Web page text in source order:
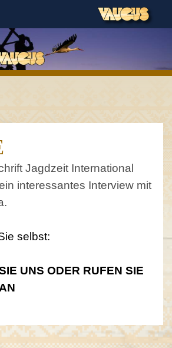
Jagdzeit International
interessantes Interview mit
selbst:
UNS ODER RUFEN SIE